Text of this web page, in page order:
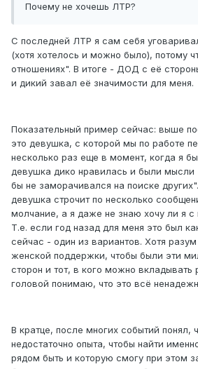
Почему не хочешь ЛТР?
С последней ЛТР я сам себя
(хотя хотелось и можно было), потому
отношениях". В итоге - ДОД с её
и дикий завал её значимости для меня.
Показательный пример сейчас: выше
это девушка, с которой мы по работе
несколько раз еще в момент, когда я
девушка дико нравилась и были
бы не заморачивался на поиске
девушка строчит по несколько
молчание, а я даже не знаю хочу ли я с
Т.е. если год назад для меня это был
сейчас - один из вариантов. Хотя
женской поддержки, чтобы были эти
сторон и тот, в кого можно вкладывать
головой понимаю, что это всё
В кратце, после многих событий понял,
недостаточно опыта, чтобы найти
рядом быть и которую смогу при этом